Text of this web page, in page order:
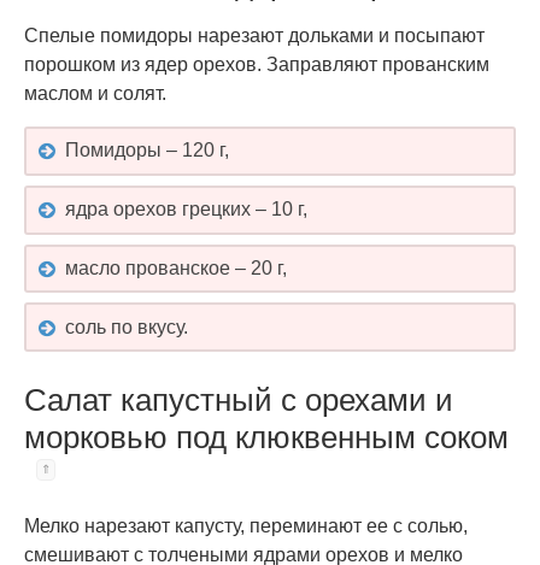
Спелые помидоры нарезают дольками и посыпают
порошком из ядер орехов. Заправляют прованским
маслом и солят.
Помидоры – 120 г,
ядра орехов грецких – 10 г,
масло прованское – 20 г,
соль по вкусу.
Салат капустный с орехами и
морковью под клюквенным соком
Мелко нарезают капусту, переминают ее с солью,
смешивают с толчеными ядрами орехов и мелко